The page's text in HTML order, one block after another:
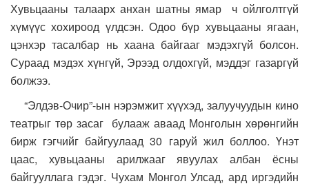
Хувьцааны талаарх анхан шатны ямар ч ойлголтгүй
хүмүүс хохироод үлдсэн. Одоо бүр хувьцааны ягаан,
цэнхэр тасалбар нь хаана байгааг мэдэхгүй болсон.
Сураад мэдэх хүнгүй, Эрээд олдохгүй, мэддэг газаргүй
болжээ.
“Элдэв-Очир”-ын нэрэмжит хүүхэд, залуучуудын кино
театрыг төр засаг булааж аваад Монголын хөрөнгийн
бирж гэгчийг байгуулаад 30 гаруй жил боллоо. Үнэт
цаас, хувьцааны арилжааг явуулах албан ёсны
байгууллага гэдэг. Чухам Монгол Улсад, ард иргэдийн